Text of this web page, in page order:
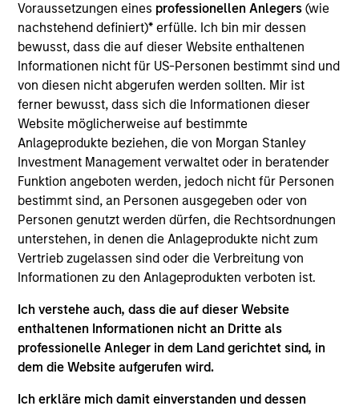
Voraussetzungen eines professionellen Anlegers(wie
nachstehend definiert)* erfülle. Ich bin mir dessen
bewusst, dass die auf dieser Website enthaltenen
Informationen nicht für US-Personen bestimmt sind und
von diesen nicht abgerufen werden sollten. Mir ist
ferner bewusst, dass sich die Informationen dieser
Website möglicherweise auf bestimmte
Anlageprodukte beziehen, die von Morgan Stanley
Investment Management verwaltet oder in beratender
Funktion angeboten werden, jedoch nicht für Personen
bestimmt sind, an Personen ausgegeben oder von
Personen genutzt werden dürfen, die Rechtsordnungen
unterstehen, in denen die Anlageprodukte nicht zum
Vertrieb zugelassen sind oder die Verbreitung von
Informationen zu den Anlageprodukten verboten ist.
Ich verstehe auch, dass die auf dieser Website
enthaltenen Informationen nicht an Dritte als
professionelle Anleger in dem Land gerichtet sind, in
dem die Website aufgerufen wird.
Ich erkläre mich damit einverstanden und dessen
Michael is currently a Vice President on the Morgan
Stanley Private Credit team involved in
underwriting, structuring, and monitoring
investments across the platform’s Direct Lending
strategy. Michael joined Morgan Stanley in 2019
and prior to that worked in investment banking at
Deutsche Bank. Michael earned a Master’s in
Finance degree from Washington University in St.
Louis and a Bachelor’s in Finance and Economics
from the University of Kentucky.
Team Insights